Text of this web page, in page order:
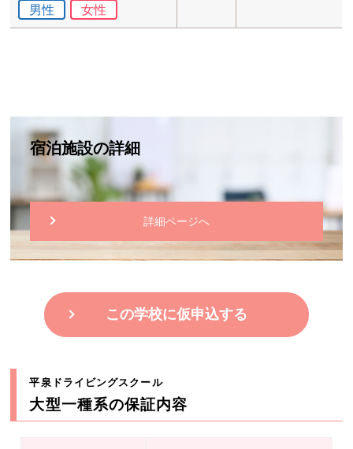
男性
女性
宿泊施設の詳細
詳細ページへ
この学校に仮申込する
平泉ドライビングスクール
大型一種系の保証内容